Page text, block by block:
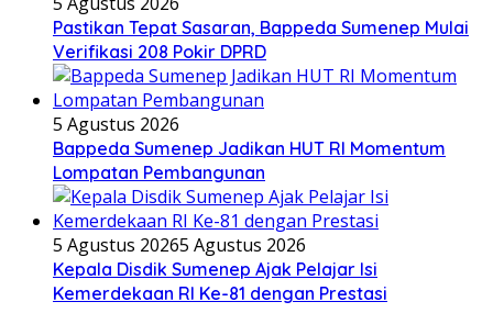
Pastikan Tepat Sasaran, Bappeda Sumenep Mulai
Verifikasi 208 Pokir DPRD
5 Agustus 2026
Bappeda Sumenep Jadikan HUT RI Momentum
Lompatan Pembangunan
5 Agustus 20265 Agustus 2026
Kepala Disdik Sumenep Ajak Pelajar Isi
Kemerdekaan RI Ke-81 dengan Prestasi